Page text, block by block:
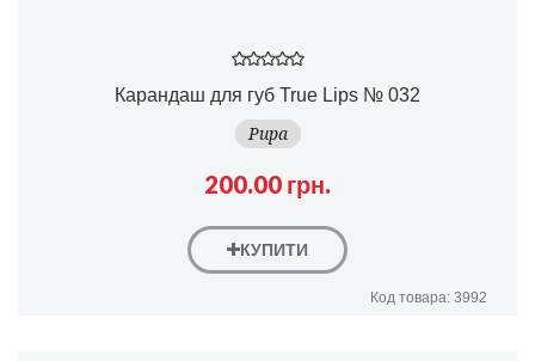
Карандаш для губ True Lips № 032
Pupa
200.00 грн.
КУПИТИ
Код товара: 3992